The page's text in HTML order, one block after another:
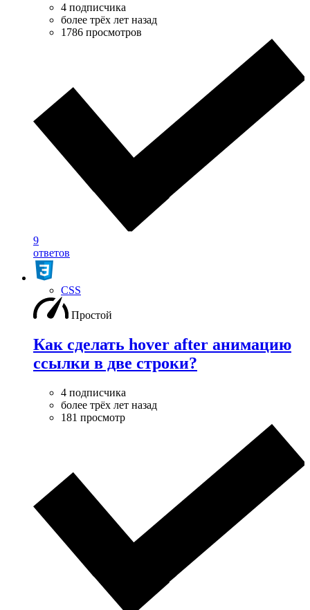
4 подписчика
более трёх лет назад
1786 просмотров
9
ответов
CSS
Простой
Как сделать hover after анимацию
ссылки в две строки?
4 подписчика
более трёх лет назад
181 просмотр